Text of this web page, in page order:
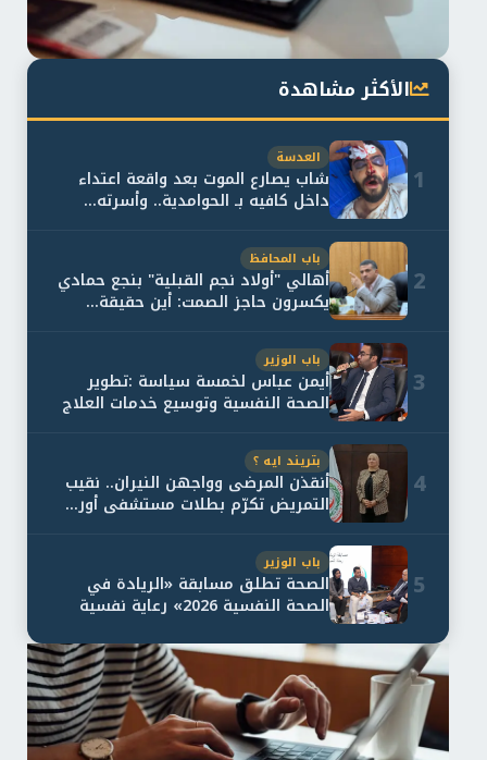
الأكثر مشاهدة
1
العدسة
شاب يصارع الموت بعد واقعة اعتداء
داخل كافيه بـ الحوامدية.. وأسرته...
2
باب المحافظ
أهالي "أولاد نجم القبلية" بنجع حمادي
يكسرون حاجز الصمت: أين حقيقة...
3
باب الوزير
أيمن عباس لخمسة سياسة :تطوير
الصحة النفسية وتوسيع خدمات العلاج
4
بتريند ايه ؟
أنقذن المرضى وواجهن النيران.. نقيب
التمريض تكرّم بطلات مستشفى أور...
5
باب الوزير
الصحة تطلق مسابقة «الريادة في
الصحة النفسية 2026» رعاية نفسية